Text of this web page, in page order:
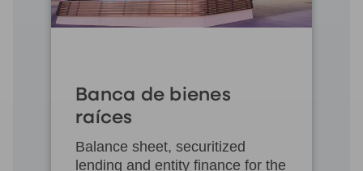
Banca de bienes
raíces
Balance sheet, securitized
lending and entity finance for the